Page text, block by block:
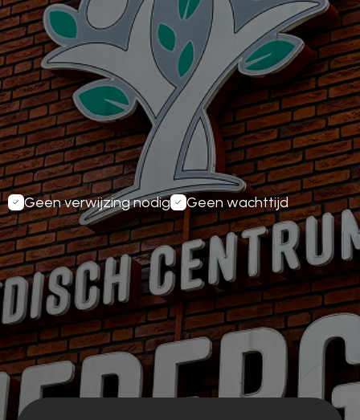
Boek uw Afspraak
Inplannen
Geen verwijzing nodig Geen wachttijd